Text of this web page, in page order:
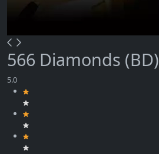
566 Diamonds (BD)